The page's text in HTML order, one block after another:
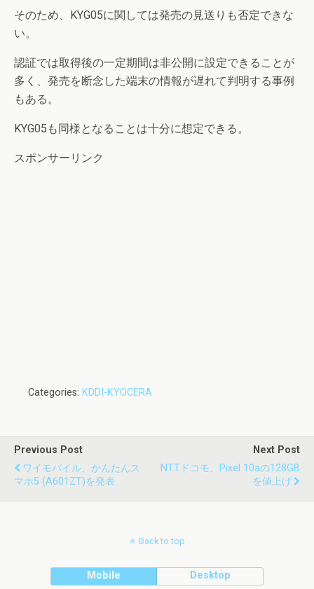
そのため、KYG05に関しては発売の見送りも否定できな
い。
認証では取得後の一定期間は非公開に設定できることが
多く、発売を断念した端末の情報が遅れて判明する事例
もある。
KYG05も同様となることは十分に想定できる。
スポンサーリンク
Categories: KDDI-KYOCERA
Previous Post
ワイモバイル、かんたんス
マホ5 (A601ZT)を発表
Next Post
NTTドコモ、Pixel 10aの128GB
を値上げ
Back to top
Mobile Desktop